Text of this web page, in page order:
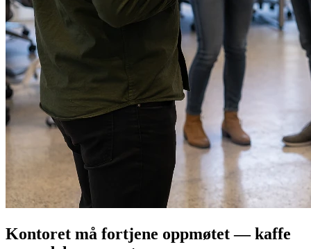
Kontoret må fortjene oppmøtet — kaffe